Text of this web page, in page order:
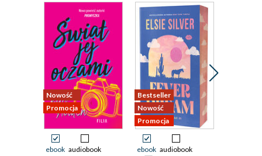
Nowość
Promocja
ebook audiobook
Bestseller
Nowość
Promocja
ebook audiobook